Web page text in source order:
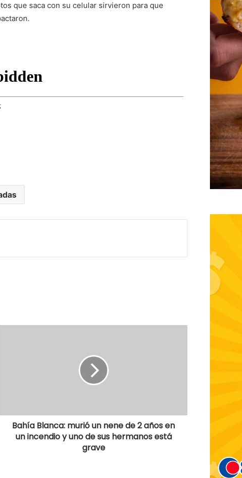
que saca con su celular sirvieron para que
Bahía Blanca: murió un nene de 2 años en
un incendio y uno de sus hermanos está
grave